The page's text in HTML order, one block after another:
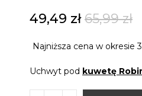
49,49 zł65,99 zł
Najniższa cena w okresie
Uchwyt pod kuwetę